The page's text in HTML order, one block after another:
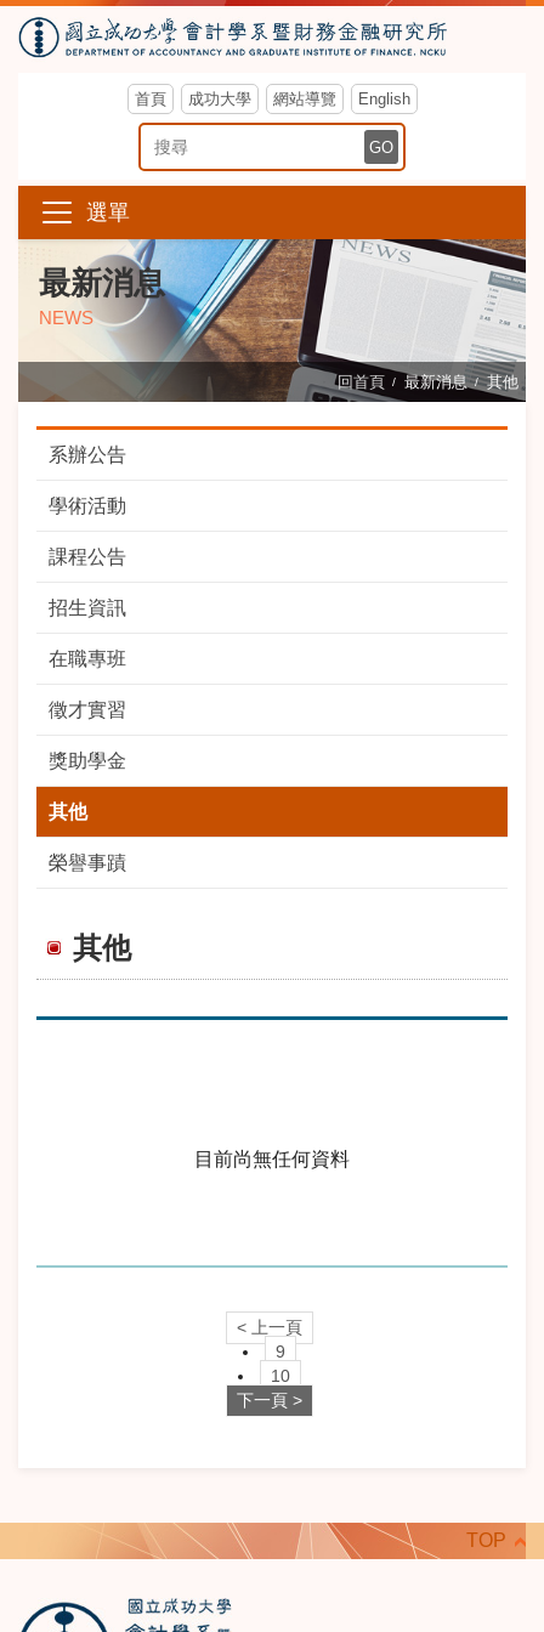
首頁 成功大學 網站導覽 English
搜尋關鍵字 GO
選單
最新消息
NEWS
回首頁 最新消息 其他
系辦公告
學術活動
課程公告
招生資訊
在職專班
徵才實習
獎助學金
其他
榮譽事蹟
其他
目前尚無任何資料
< 上一頁
9
10
下一頁 >
TOP